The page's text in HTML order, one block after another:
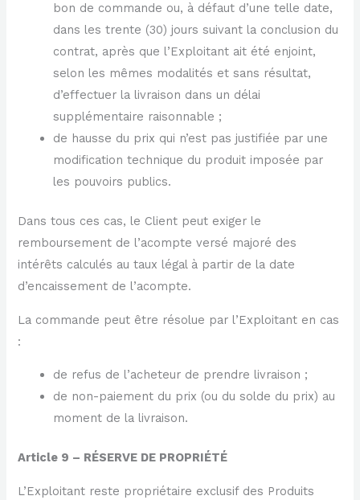
bon de commande ou, à défaut d’une telle date,
dans les trente (30) jours suivant la conclusion du
contrat, après que l’Exploitant ait été enjoint,
selon les mêmes modalités et sans résultat,
d’effectuer la livraison dans un délai
supplémentaire raisonnable ;
de hausse du prix qui n’est pas justifiée par une
modification technique du produit imposée par
les pouvoirs publics.
Dans tous ces cas, le Client peut exiger le
remboursement de l’acompte versé majoré des
intérêts calculés au taux légal à partir de la date
d’encaissement de l’acompte.
La commande peut être résolue par l’Exploitant en cas
:
de refus de l’acheteur de prendre livraison ;
de non-paiement du prix (ou du solde du prix) au
moment de la livraison.
Article 9 – RÉSERVE DE PROPRIÉTÉ
L’Exploitant reste propriétaire exclusif des Produits